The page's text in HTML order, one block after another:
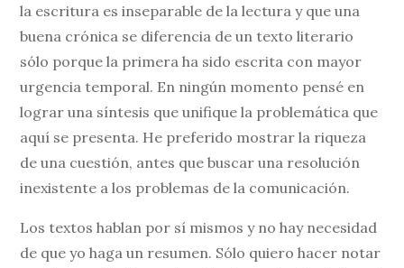
la escritura es inseparable de la lectura y que una
buena crónica se diferencia de un texto literario
sólo porque la primera ha sido escrita con mayor
urgencia temporal. En ningún momento pensé en
lograr una síntesis que unifique la problemática que
aquí se presenta. He preferido mostrar la riqueza
de una cuestión, antes que buscar una resolución
inexistente a los problemas de la comunicación.
Los textos hablan por sí mismos y no hay necesidad
de que yo haga un resumen. Sólo quiero hacer notar